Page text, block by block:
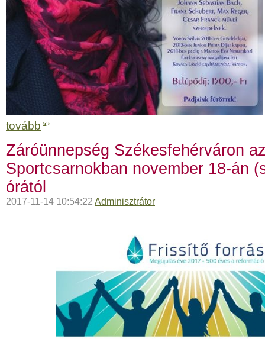
tovább
Záróünnepség Székesfehérváron
Sportcsarnokban november 18-án
órától
2017-11-14 10:54:22 Adminisztrátor